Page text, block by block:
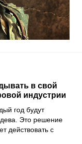
в свой
индустрии
год будут
Это решение
действовать с